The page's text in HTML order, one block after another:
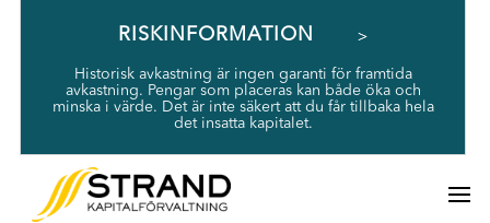
RISKINFORMATION
Historisk avkastning är ingen garanti för framtida
avkastning. Pengar som placeras kan både öka och
minska i värde. Det är inte säkert att du får tillbaka hela
det insatta kapitalet.